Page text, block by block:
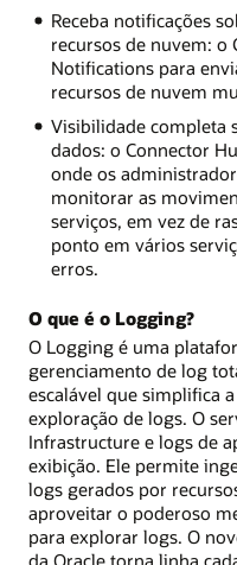
Receba notificações
recursos de nuvem: o
Notifications para
recursos de nuvem
Visibilidade completa
dados: o Connector
onde os
monitorar as
serviços, em vez de
ponto em vários
erros.
O que é o Logging?
O Logging é uma
gerenciamento de log
escalável que simplifica
exploração de logs. O
Infrastructure e logs de
exibição. Ele permite
logs gerados por
aproveitar o poderoso
para explorar logs. O